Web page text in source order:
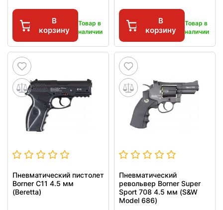
В
корзину
Товар в
наличии
В
корзину
Товар в
наличии
Пневматический пистолет
Borner C11 4.5 мм
(Beretta)
Пневматический
револьвер Borner Super
Sport 708 4.5 мм (S&W
Model 686)